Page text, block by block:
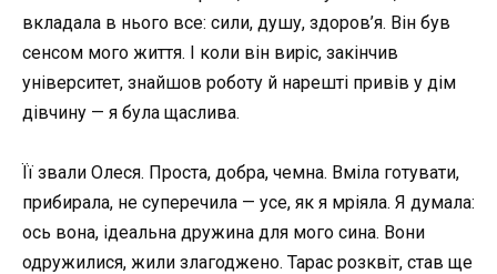
вкладала в нього все: сили, душу, здоров’я. Він був
сенсом мого життя. І коли він виріс, закінчив
університет, знайшов роботу й нарешті привів у дім
дівчину — я була щаслива.
Її звали Олеся. Проста, добра, чемна. Вміла готувати,
прибирала, не суперечила — усе, як я мріяла. Я думала:
ось вона, ідеальна дружина для мого сина. Вони
одружилися, жили злагоджено. Тарас розквіт, став ще